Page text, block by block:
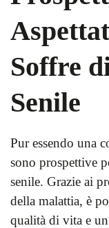
Soffre
Senile
Pur essendo una
sono prospettive
senile. Grazie ai
della malattia, è
qualità di vita e